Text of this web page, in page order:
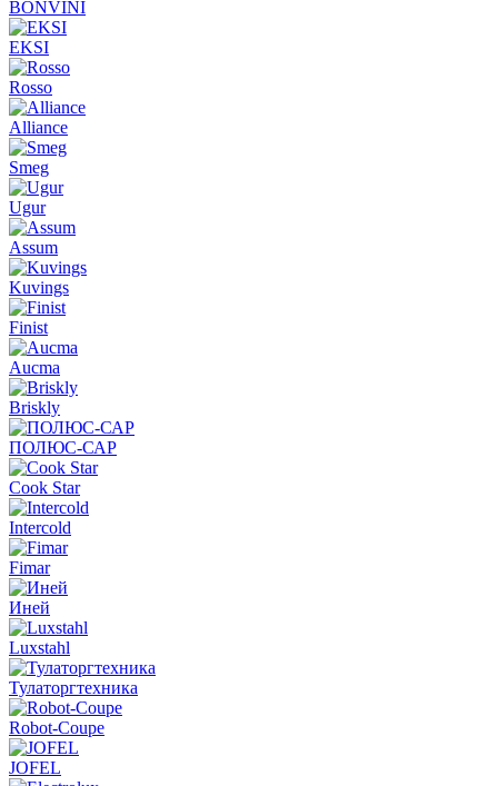
BONVINI
EKSI
Rosso
Alliance
Smeg
Ugur
Assum
Kuvings
Finist
Aucma
Briskly
ПОЛЮС-САР
Cook Star
Intercold
Fimar
Иней
Luxstahl
Тулаторгтехника
Robot-Coupe
JOFEL